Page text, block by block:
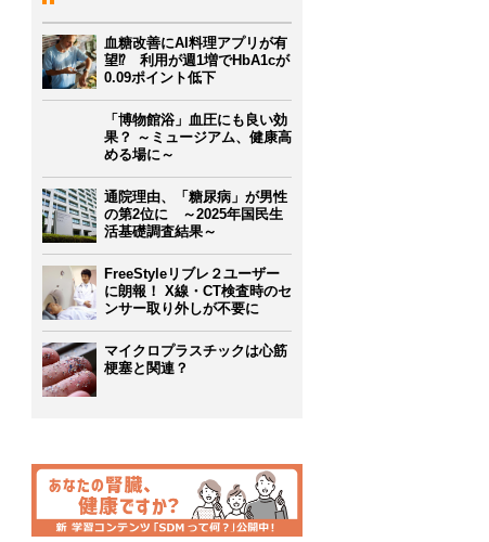
血糖改善にAI料理アプリが有
望⁉ 利用が週1増でHbA1cが
0.09ポイント低下
「博物館浴」血圧にも良い効
果？ ～ミュージアム、健康高
める場に～
通院理由、「糖尿病」が男性
の第2位に ～2025年国民生
活基礎調査結果～
FreeStyleリブレ２ユーザー
に朗報！ X線・CT検査時のセ
ンサー取り外しが不要に
マイクロプラスチックは心筋
梗塞と関連？